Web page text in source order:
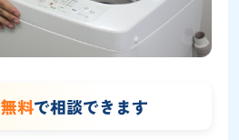
無料で相談できます